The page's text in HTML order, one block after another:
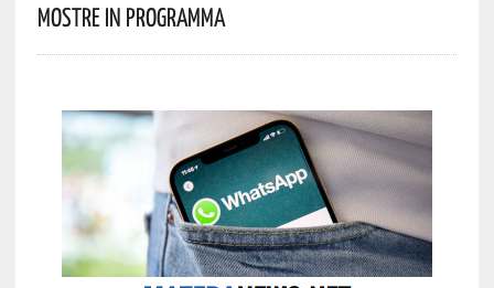
Mostre In Programma